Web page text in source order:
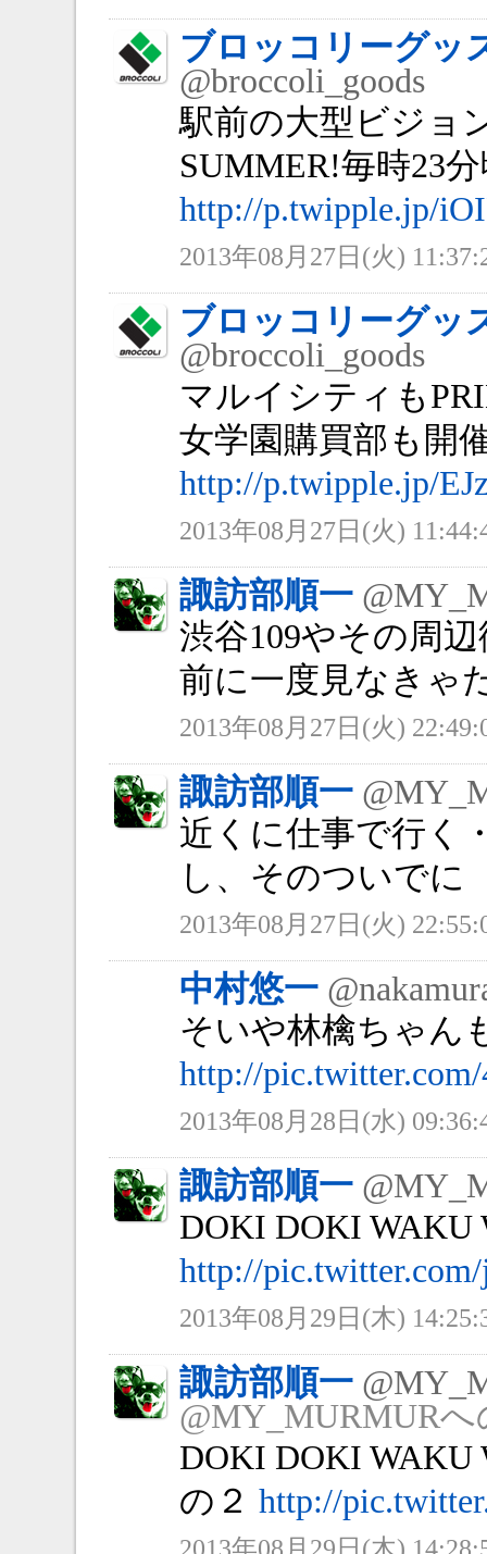
ブロッコリーグッ
@broccoli_goods
駅前の大型ビジョ
SUMMER!毎時23
http://p.twipple.jp/
2013年08月27日(火)
ブロッコリーグッ
@broccoli_goods
マルイシティも
女学園購買部も開
http://p.twipple.jp/
2013年08月27日(火)
諏訪部順一
渋谷109やその周
前に一度見なきゃ
2013年08月27日(火)
諏訪部順一
近くに仕事で行く
し、そのついでに
2013年08月27日(火)
中村悠一
そいや林檎ちゃん
http://
2013年08月28日(水)
諏訪部順一
DOKI DOKI
http://
2013年08月29日(木)
諏訪部順一
@MY_MURMUR
DOKI DOKI
の２ http://
2013年08月29日(木)